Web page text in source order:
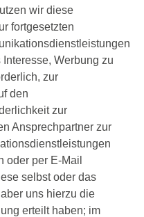
wir diese
fortgesetzten
Werbung zu
zur
den
zur
Ansprechpartner zur
oder per E-Mail
selbst oder das
uns hierzu die
erteilt haben; im